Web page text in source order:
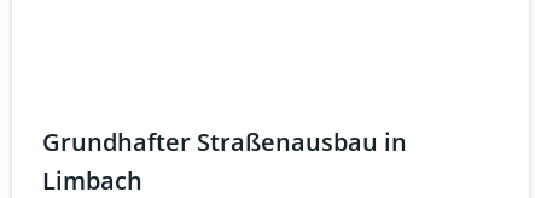
Grundhafter Straßenausbau in
Limbach